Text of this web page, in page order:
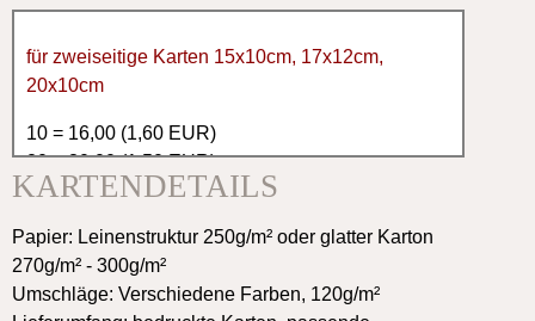
für zweiseitige Karten 15x10cm, 17x12cm,
20x10cm
10 = 16,00 (1,60 EUR)
20 = 30,00 (1,50 EUR)
30 = 42,00 (1,40 EUR)
50 = 65,00 (1,30 EUR)
60 = 76,00 (1,30 EUR)
70 = 91,00 (1,30 EUR)
KARTENDETAILS
Papier: Leinenstruktur 250g/m² oder glatter Karton
270g/m² - 300g/m²
Umschläge: Verschiedene Farben, 120g/m²